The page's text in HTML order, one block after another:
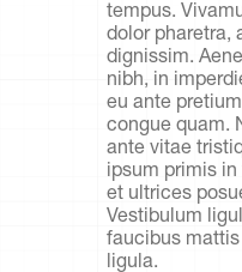
tempus.
dolor pharetra,
dignissim.
nibh, in
eu ante
congue quam.
ante vitae
ipsum primis
et ultrices
Vestibulum
faucibus
ligula.